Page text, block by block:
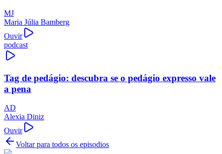
MJ
Maria Júlia Bamberg
Ouvir
podcast
Tag de pedágio: descubra se o pedágio expresso vale
a pena
AD
Alexia Diniz
Ouvir
Voltar para todos os episodios